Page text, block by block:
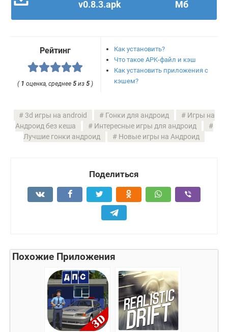
v0.8.3.apk
Мб
Рейтинг
( 1 оценка, среднее5 из5 )
Как установить?
Что такое APK-файл и кэш
Как установить приложения с
кэшем?
3d игры на android Гонки для андроид
Игры на
Андроид без кеша
Интересные игры для андроид
Лучшие гонки андроид
Новые игры на Андроид
Поделиться
Похожие Приложения